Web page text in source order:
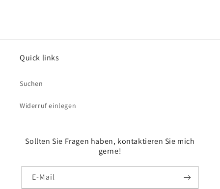
Quick links
Suchen
Widerruf einlegen
Sollten Sie Fragen haben, kontaktieren Sie mich
gerne!
E-Mail